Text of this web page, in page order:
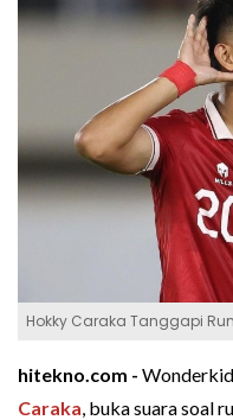
Hokky Caraka Tanggapi
hitekno.com - Wonderkid
Caraka, buka suara soal